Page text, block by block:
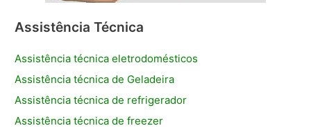
Assistência Técnica
Assistência técnica eletrodomésticos
Assistência técnica de Geladeira
Assistência técnica de refrigerador
Assistência técnica de freezer